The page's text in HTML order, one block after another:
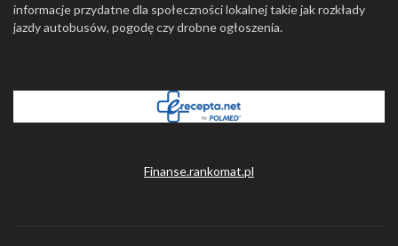
informacje przydatne dla społeczności lokalnej takie jak rozkłady
jazdy autobusów, pogodę czy drobne ogłoszenia.
Finanse.rankomat.pl